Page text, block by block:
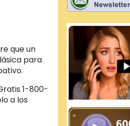
que un
para
1-800-
a los